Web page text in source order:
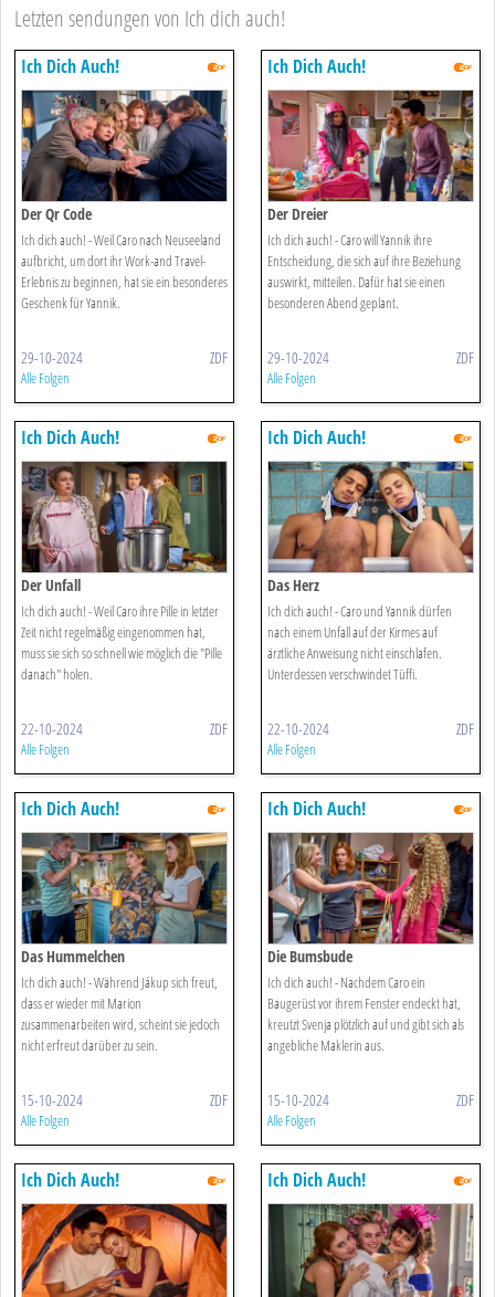
Letzten sendungen von Ich dich auch!
Ich Dich Auch!
Der Qr Code
Ich dich auch! - Weil Caro nach Neuseeland
aufbricht, um dort ihr Work-and Travel-
Erlebnis zu beginnen, hat sie ein besonderes
Geschenk für Yannik.
29-10-2024 ZDF
Alle Folgen
Ich Dich Auch!
Der Dreier
Ich dich auch! - Caro will Yannik ihre
Entscheidung, die sich auf ihre Beziehung
auswirkt, mitteilen. Dafür hat sie einen
besonderen Abend geplant.
29-10-2024 ZDF
Alle Folgen
Ich Dich Auch!
Der Unfall
Ich dich auch! - Weil Caro ihre Pille in letzter
Zeit nicht regelmäßig eingenommen hat,
muss sie sich so schnell wie möglich die "Pille
danach" holen.
22-10-2024 ZDF
Alle Folgen
Ich Dich Auch!
Das Herz
Ich dich auch! - Caro und Yannik dürfen
nach einem Unfall auf der Kirmes auf
ärztliche Anweisung nicht einschlafen.
Unterdessen verschwindet Tüffi.
22-10-2024 ZDF
Alle Folgen
Ich Dich Auch!
Das Hummelchen
Ich dich auch! - Während Jákup sich freut,
dass er wieder mit Marion
zusammenarbeiten wird, scheint sie jedoch
nicht erfreut darüber zu sein.
15-10-2024 ZDF
Alle Folgen
Ich Dich Auch!
Die Bumsbude
Ich dich auch! - Nachdem Caro ein
Baugerüst vor ihrem Fenster endeckt hat,
kreutzt Svenja plötzlich auf und gibt sich als
angebliche Maklerin aus.
15-10-2024 ZDF
Alle Folgen
Ich Dich Auch! Ich Dich Auch!